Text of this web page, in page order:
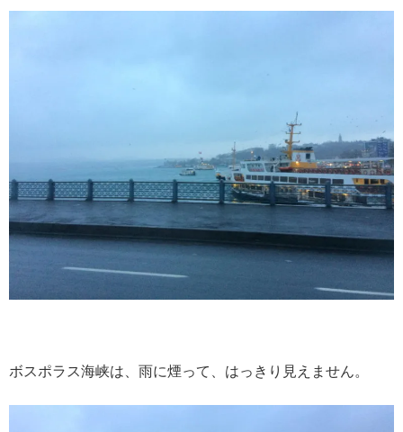
ボスポラス海峡は、雨に煙って、はっきり見えません。